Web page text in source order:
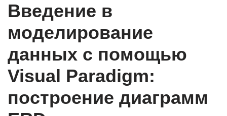
Введение в
моделирование
данных с помощью
Visual Paradigm:
построение диаграмм